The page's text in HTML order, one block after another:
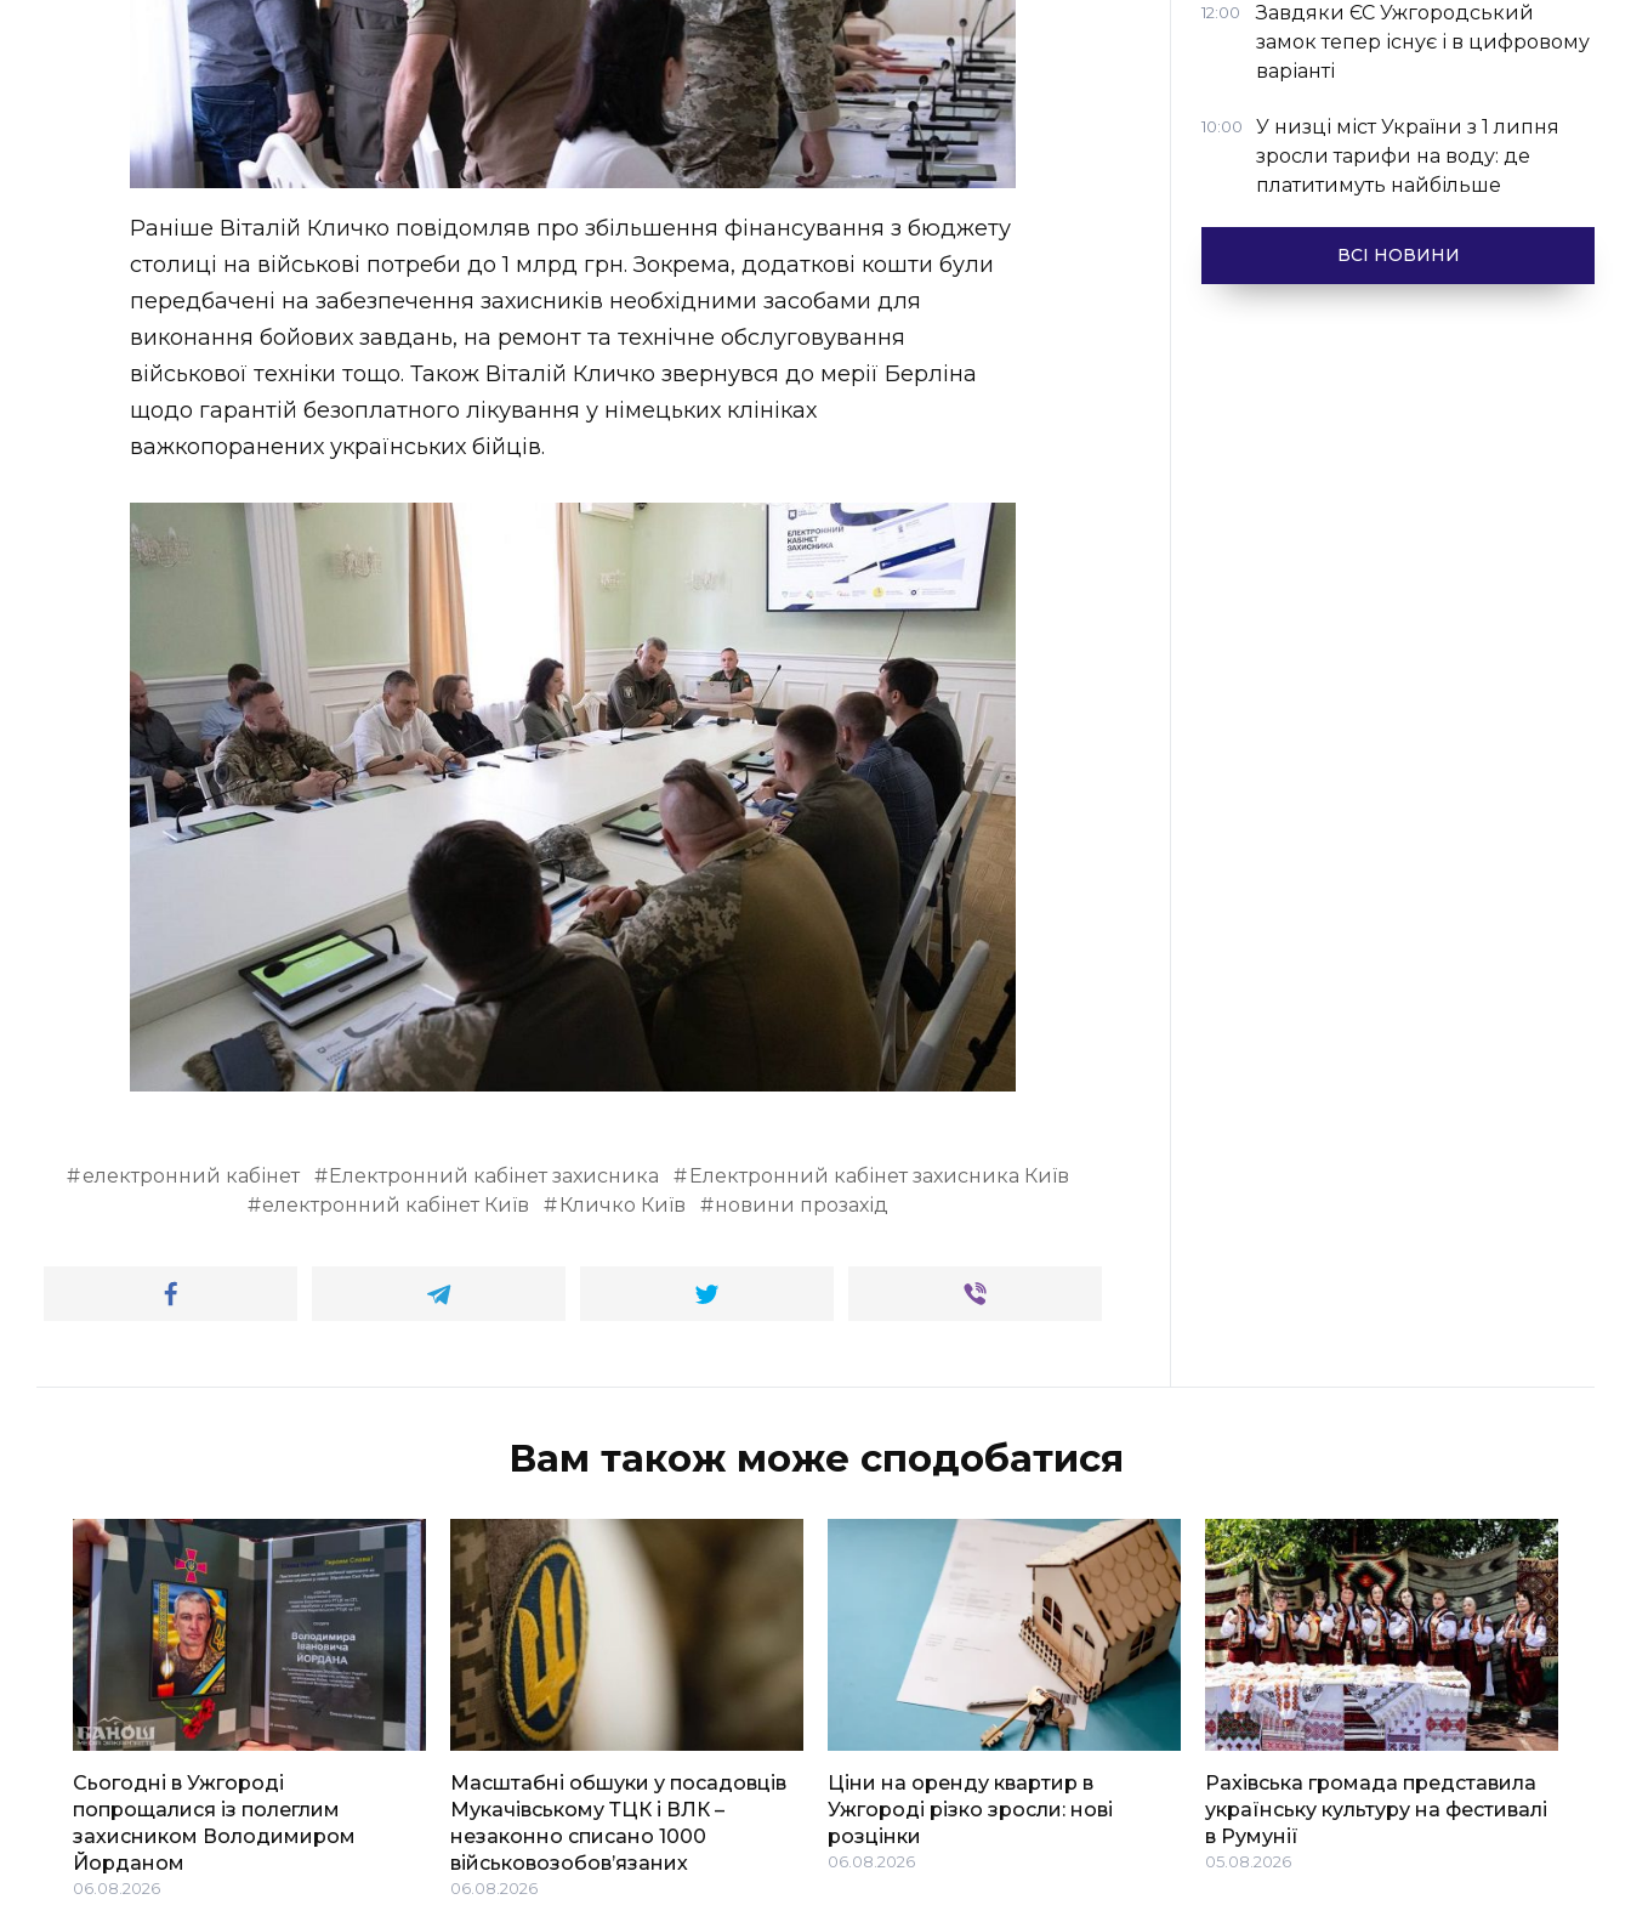
Раніше Віталій Кличко повідомляв про збільшення фінансування з бюджету
столиці на військові потреби до 1 млрд грн. Зокрема, додаткові кошти були
передбачені на забезпечення захисників необхідними засобами для
виконання бойових завдань, на ремонт та технічне обслуговування
військової техніки тощо. Також Віталій Кличко звернувся до мерії Берліна
щодо гарантій безоплатного лікування у німецьких клініках
важкопоранених українських бійців.
електронний кабінет Електронний кабінет захисника
Електронний кабінет захисника Київ
електронний кабінет Київ
Кличко Київ новини прозахід
12:00
Завдяки ЄС Ужгородський
замок тепер існує і в цифровому
варіанті
10:00
У низці міст України з 1 липня
зросли тарифи на воду: де
платитимуть найбільше
ВСІ НОВИНИ
Вам також може сподобатися
Сьогодні в Ужгороді
попрощалися із полеглим
захисником Володимиром
Йорданом
06.08.2026
Масштабні обшуки у посадовців
Мукачівському ТЦК і ВЛК –
незаконно списано 1000
військовозобов’язаних
06.08.2026
Ціни на оренду квартир в
Ужгороді різко зросли: нові
розцінки
06.08.2026
Рахівська громада представила
українську культуру на фестивалі
в Румунії
05.08.2026